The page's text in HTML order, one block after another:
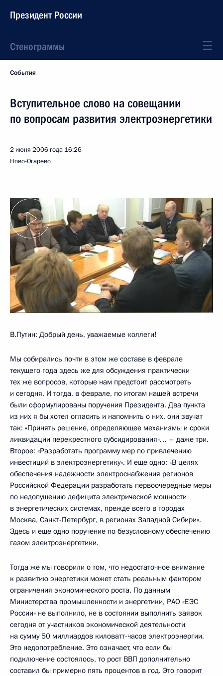
Президент России
Стенограммы
События
Вступительное слово на совещании
по вопросам развития электроэнергетики
2 июня 2006 года 16:26
Ново-Огарево
В.Путин: Добрый день, уважаемые коллеги!
Мы собирались почти в этом же составе в феврале
текущего года здесь же для обсуждения практически
тех же вопросов, которые нам предстоит рассмотреть
и сегодня. И тогда, в феврале, по итогам нашей встречи
были сформулированы поручения Президента. Два пункта
из них я бы хотел огласить и напомнить о них, они звучат
так: «Принять решение, определяющее механизмы и сроки
ликвидации перекрестного субсидирования»… – даже три.
Второе: «Разработать программу мер по привлечению
инвестиций в электроэнергетику». И еще одно: «В целях
обеспечения надежности электроснабжения регионов
Российской Федерации разработать первоочередные меры
по недопущению дефицита электрической мощности
в энергетических системах, прежде всего в городах
Москва, Санкт-Петербург, в регионах Западной Сибири».
Здесь и еще одно поручение по безусловному обеспечению
газом электроэнергетики.
Тогда же мы говорили о том, что недостаточное внимание
к развитию энергетики может стать реальным фактором
ограничения экономического роста. По данным
Министерства промышленности и энергетики, РАО «ЕЭС
России» не выполнило, не в состоянии выполнить заявок
сегодня от участников экономической деятельности
на сумму 50 миллиардов киловатт-часов электроэнергии.
Это недопотребление. Это означает, что если бы
подключение состоялось, то рост ВВП дополнительно
составил бы примерно пять процентов в год. Это говорит